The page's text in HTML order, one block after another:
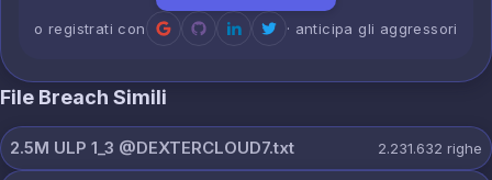
o registrati con · anticipa gli aggressori
File Breach Simili
2.5M ULP 1_3 @DEXTERCLOUD7.txt 2.231.632 righe